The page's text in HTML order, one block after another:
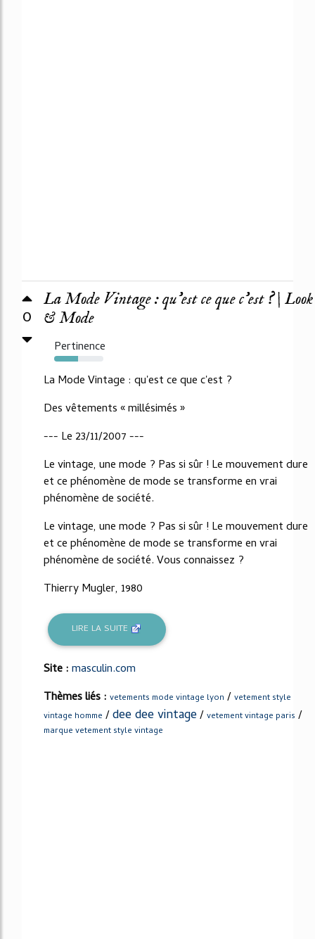
0
La Mode Vintage : qu'est ce que c'est ? | Look
& Mode
Pertinence
48%
La Mode Vintage : qu'est ce que c'est ?
Des vêtements « millésimés »
--- Le 23/11/2007 ---
Le vintage, une mode ? Pas si sûr ! Le mouvement dure
et ce phénomène de mode se transforme en vrai
phénomène de société.
Le vintage, une mode ? Pas si sûr ! Le mouvement dure
et ce phénomène de mode se transforme en vrai
phénomène de société. Vous connaissez ?
Thierry Mugler, 1980
LIRE LA SUITE
Site :masculin.com
Thèmes liés : vetements mode vintage lyon / vetement style
vintage homme /dee dee vintage/ vetement vintage paris /
marque vetement style vintage